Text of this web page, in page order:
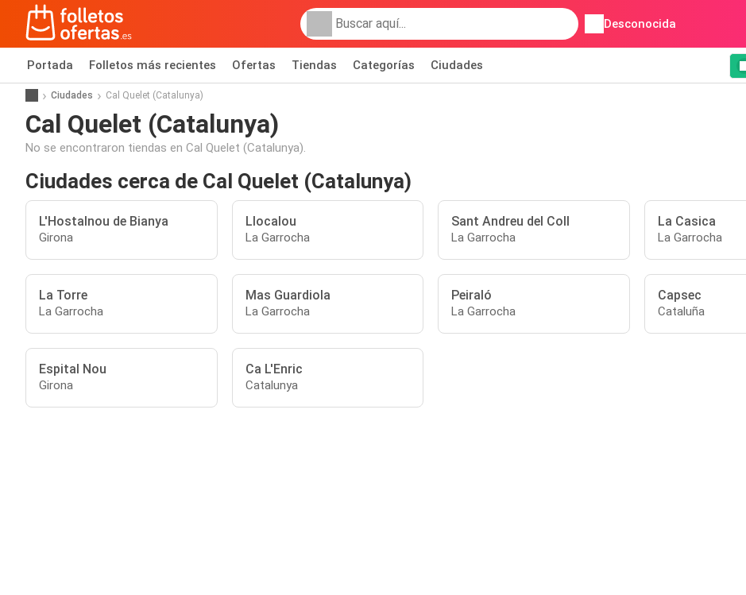
Desconocida
Portada Folletos más recientes Ofertas Tiendas Categorías Ciudades
Ciudades Cal Quelet (Catalunya)
Cal Quelet (Catalunya)
No se encontraron tiendas en Cal Quelet (Catalunya).
Ciudades cerca de Cal Quelet (Catalunya)
L'Hostalnou de Bianya
Girona
Llocalou
La Garrocha
Sant Andreu del Coll
La Garrocha
La Casica
La Garrocha
La Torre
La Garrocha
Mas Guardiola
La Garrocha
Peiraló
La Garrocha
Capsec
Cataluña
Espital Nou
Girona
Ca L'Enric
Catalunya